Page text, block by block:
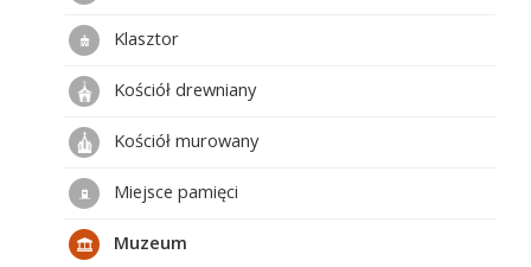
Klasztor
Kościół drewniany
Kościół murowany
Miejsce pamięci
Muzeum